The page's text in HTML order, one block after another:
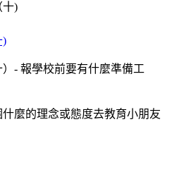
)
- 報學校前要有什麼準備工
麼的理念或態度去教育小朋友